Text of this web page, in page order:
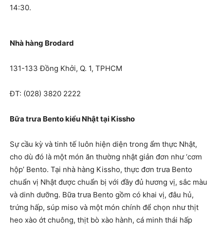
14:30.
Nhà hàng Brodard
131-133 Đồng Khởi, Q. 1, TPHCM
ĐT: (028) 3820 2222
Bữa trưa Bento kiểu Nhật tại Kissho
Sự cầu kỳ và tinh tế luôn hiện diện trong ẩm thực Nhật,
cho dù đó là một món ăn thường nhật giản đơn như ‘cơm
hộp’ Bento. Tại nhà hàng Kissho, thực đơn trưa Bento
chuẩn vị Nhật được chuẩn bị với đầy đủ hương vị, sắc màu
và dinh dưỡng. Bữa trưa Bento gồm có khai vị, đâu hủ,
trứng hấp, súp miso và một món chính để chọn như thịt
heo xào ớt chuông, thịt bò xào hành, cá minh thái hấp